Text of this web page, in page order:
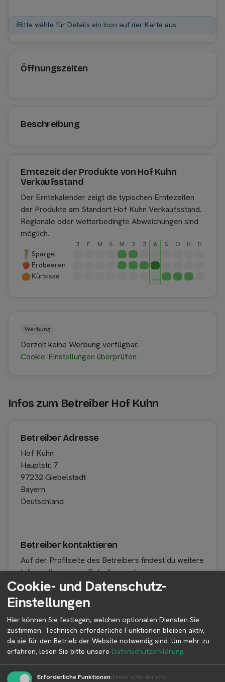
ℹ️Bitte wähle für Details ein Icon auf der Karte aus.
Öffnungszeiten
Beschreibung
Erntezeit der Produkte von Hof Kuhn
Verkaufsstand
Der Erntekalender zeigt die typischen Erntezeiten
der Produkte am Standort Hof Kuhn Verkaufsstand.
Regionale oder wetterbedingte Abweichungen sind
möglich.
J F M A M J J A S O N D
Spargel
Erdbeeren
Kürbisse
Werbung
Derzeit keine Werbung verfügbar.
Cookie-Einstellungen überprüfen
Infos zum Betreiber Hof Kuhn
Betreiber Adresse
Hof Kuhn
Hauptstr. 7
97232 Giebelstadt
Bayern
Deutschland
Betreiber kontaktieren
Auf der Profilseite des Betreibers findest du weitere
Informationen zum Betreiber und
Kontaktmöglichkeiten.
👤︎ Profilseite
Weitere Standorte von Hof Kuhn
Cookie- und Datenschutz-
Einstellungen
Hier können Sie festlegen, welchen optionalen Diensten Sie
zustimmen. Technisch erforderliche Funktionen bleiben aktiv,
da sie für den Betrieb der Website notwendig sind. Um mehr zu
erfahren, lesen Sie bitte unsere Datenschutzerklärung.
Erforderliche Funktionen(immer erforderlich)